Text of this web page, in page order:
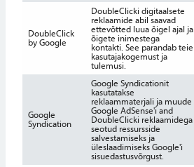
DoubleClick
by Google
DoubleClicki digitaalsete
reklaamide abil saavad
ettevõtted luua õigel ajal ja
õigete inimestega
kontakti. See parandab teie
kasutajakogemust ja
tulemusi.
Google
Syndication
Google Syndicationit
kasutatakse
reklaammaterjali ja muude
Google AdSense'i and
DoubleClicki reklaamidega
seotud ressursside
salvestamiseks ja
üleslaadimiseks Google'i
sisuedastusvõrgust.